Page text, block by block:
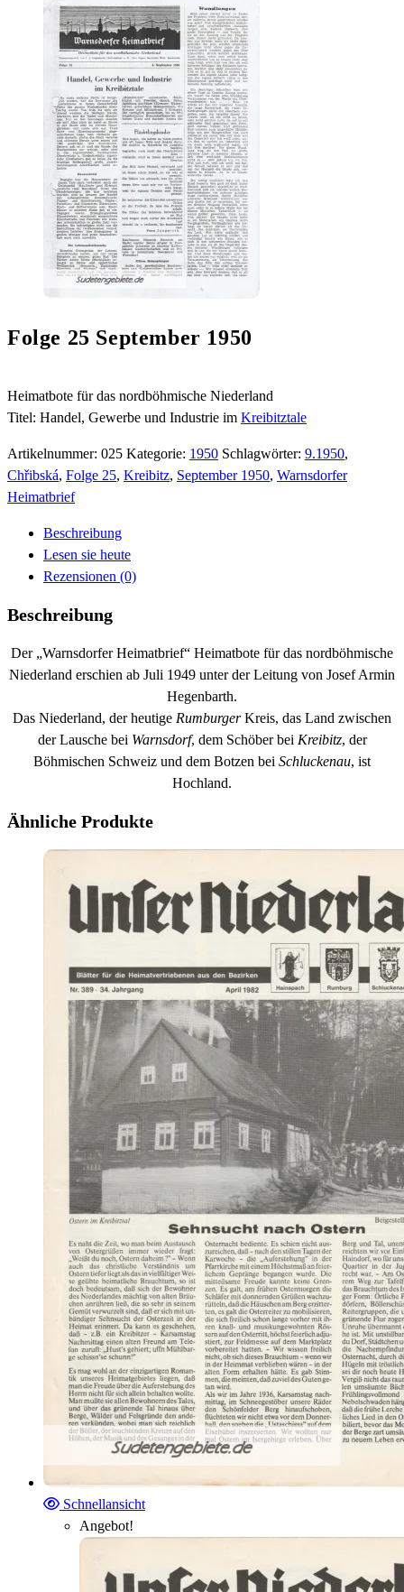
Folge 25 September 1950
Heimatbote für das nordböhmische Niederland
Titel: Handel, Gewerbe und Industrie im Kreibitztale
Artikelnummer: 025 Kategorie: 1950 Schlagwörter: 9.1950,
Chřibská, Folge 25, Kreibitz, September 1950, Warnsdorfer
Heimatbrief
Beschreibung
Lesen sie heute
Rezensionen (0)
Beschreibung
Der „Warnsdorfer Heimatbrief“ Heimatbote für das nordböhmische
Niederland erschien ab Juli 1949 unter der Leitung von Josef Armin
Hegenbarth.
Das Niederland, der heutige RumburgerKreis, das Land zwischen
der Lausche bei Warnsdorf, dem Schöber bei Kreibitz, der
Böhmischen Schweiz und dem Botzen bei Schluckenau, ist
Hochland.
Ähnliche Produkte
Schnellansicht
Angebot!